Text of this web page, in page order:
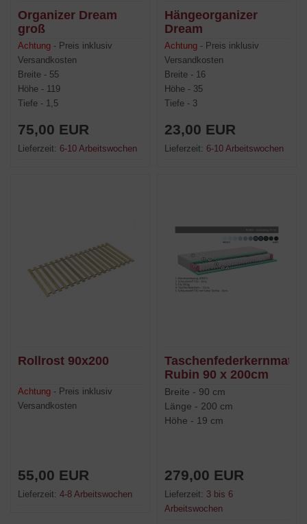
Organizer Dream
groß
Achtung - Preis inklusiv
Versandkosten
Breite - 55
Höhe - 119
Tiefe - 1,5
75,00 EUR
Lieferzeit: 6-10 Arbeitswochen
Hängeorganizer
Dream
Achtung - Preis inklusiv
Versandkosten
Breite - 16
Höhe - 35
Tiefe - 3
23,00 EUR
Lieferzeit: 6-10 Arbeitswochen
Rollrost 90x200
Achtung - Preis inklusiv
Versandkosten
55,00 EUR
Lieferzeit: 4-8 Arbeitswochen
Rubin 90 x 200cm
Breite - 90 cm
Länge - 200 cm
Höhe - 19 cm
279,00 EUR
Lieferzeit: 3 bis 6
Arbeitswochen